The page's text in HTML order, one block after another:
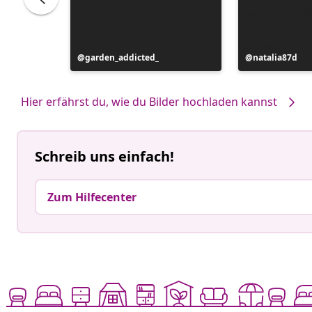
Beitrag
veröffentlicht
garden_addicted_
Beitrag
veröffentlicht
natalia87d
Hier erfährst du, wie du Bilder hochladen kannst
Schreib uns einfach!
Zum Hilfecenter